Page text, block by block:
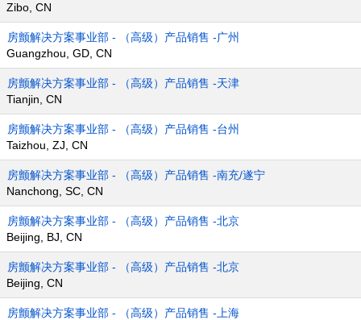
Zibo, CN
房颤解决方案事业部 - （高级）产品销售 -广州
Guangzhou, GD, CN
房颤解决方案事业部 - （高级）产品销售 -天津
Tianjin, CN
房颤解决方案事业部 - （高级）产品销售 -台州
Taizhou, ZJ, CN
房颤解决方案事业部 - （高级）产品销售 -南充/遂宁
Nanchong, SC, CN
房颤解决方案事业部 - （高级）产品销售 -北京
Beijing, BJ, CN
房颤解决方案事业部 - （高级）产品销售 -北京
Beijing, CN
房颤解决方案事业部 - （高级）产品销售 -上海